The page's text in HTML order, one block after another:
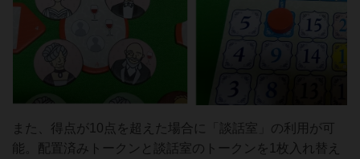
また、得点が10点を超えた場合に「談話室」の利用が可
能。配置済みトークンと談話室のトークンを1枚入れ替え